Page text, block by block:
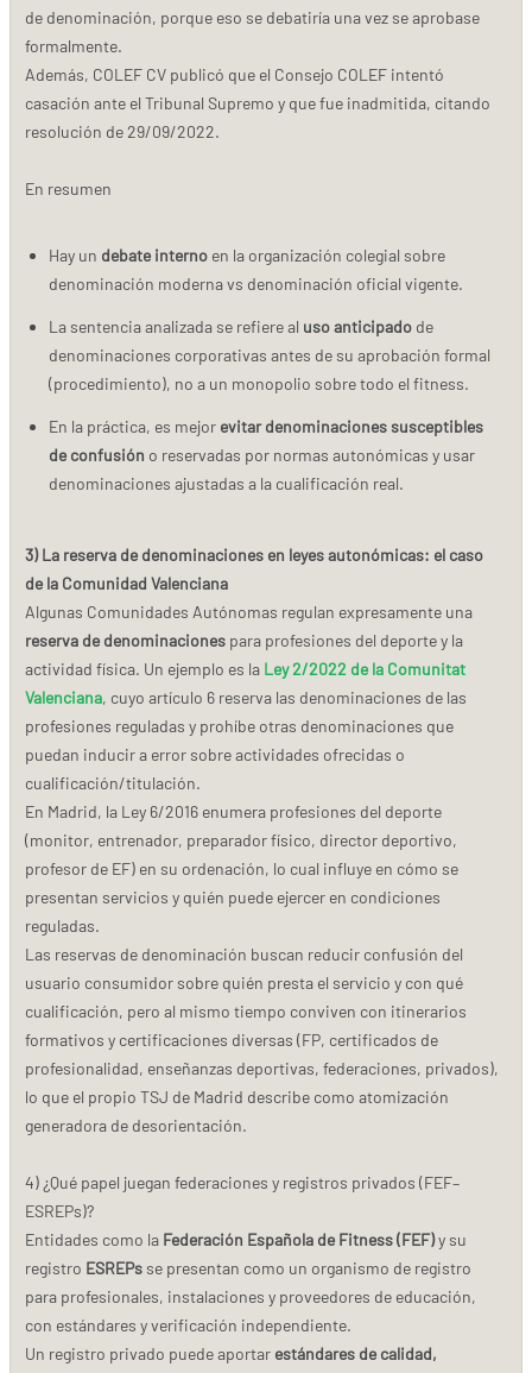
de denominación, porque eso se debatiría una vez se aprobase
formalmente.
Además, COLEF CV publicó que el Consejo COLEF intentó
casación ante el Tribunal Supremo y que fue inadmitida, citando
resolución de 29/09/2022.
En resumen
Hay un debate interno en la organización colegial sobre
denominación moderna vs denominación oficial vigente.
La sentencia analizada se refiere al uso anticipado de
denominaciones corporativas antes de su aprobación formal
(procedimiento), no a un monopolio sobre todo el fitness.
En la práctica, es mejor evitar denominaciones susceptibles
de confusión o reservadas por normas autonómicas y usar
denominaciones ajustadas a la cualificación real.
3) La reserva de denominaciones en leyes autonómicas: el caso
de la Comunidad Valenciana
Algunas Comunidades Autónomas regulan expresamente una
reserva de denominaciones para profesiones del deporte y la
actividad física. Un ejemplo es la Ley 2/2022 de la Comunitat
Valenciana, cuyo artículo 6 reserva las denominaciones de las
profesiones reguladas y prohíbe otras denominaciones que
puedan inducir a error sobre actividades ofrecidas o
cualificación/titulación.
En Madrid, la Ley 6/2016 enumera profesiones del deporte
(monitor, entrenador, preparador físico, director deportivo,
profesor de EF) en su ordenación, lo cual influye en cómo se
presentan servicios y quién puede ejercer en condiciones
reguladas.
Las reservas de denominación buscan reducir confusión del
usuario consumidor sobre quién presta el servicio y con qué
cualificación, pero al mismo tiempo conviven con itinerarios
formativos y certificaciones diversas (FP, certificados de
profesionalidad, enseñanzas deportivas, federaciones, privados),
lo que el propio TSJ de Madrid describe como atomización
generadora de desorientación.
4) ¿Qué papel juegan federaciones y registros privados (FEF–
ESREPs)?
Entidades como la Federación Española de Fitness (FEF)y su
registro ESREPs se presentan como un organismo de registro
para profesionales, instalaciones y proveedores de educación,
con estándares y verificación independiente.
Un registro privado puede aportar estándares de calidad,